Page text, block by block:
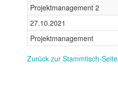
Projektmanagement 2
27.10.2021
Projektmanagement
Zurück zur Stammtisch-Seite